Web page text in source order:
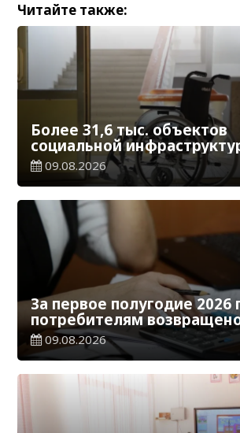
Читайте также:
Более 31,6 тыс. объектов
социальной
адаптированы для лиц с
инвалидностью
09.08.2026
За первое полугодие 2026
потребителям
тенге
09.08.2026